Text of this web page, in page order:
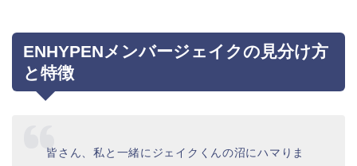
ENHYPENメンバージェイクの見分け方
と特徴
皆さん、私と一緒にジェイクくんの沼にハマりま